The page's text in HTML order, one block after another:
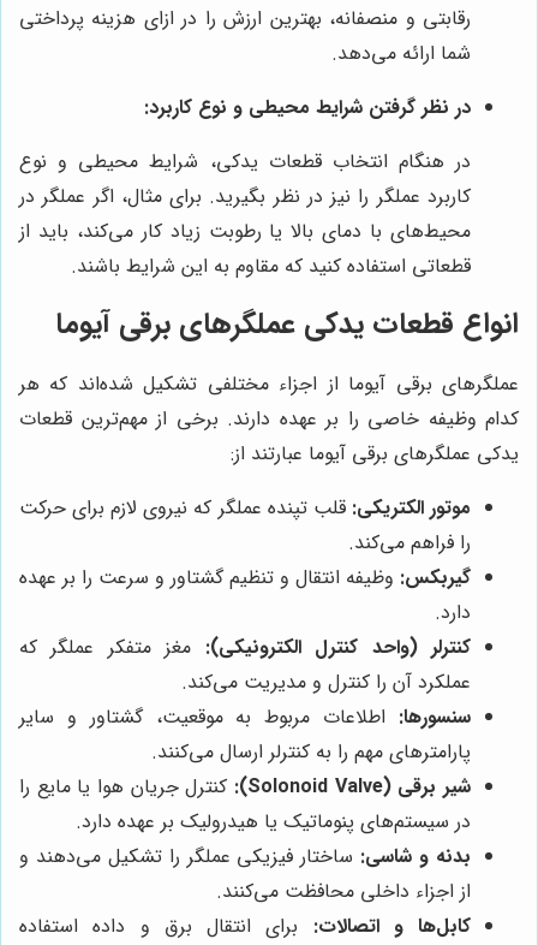
رقابتی و منصفانه، بهترین ارزش را در ازای هزینه پرداختی
شما ارائه می‌دهد.
در نظر گرفتن شرایط محیطی و نوع کاربرد:
در هنگام انتخاب قطعات یدکی، شرایط محیطی و نوع
کاربرد عملگر را نیز در نظر بگیرید. برای مثال، اگر عملگر در
محیط‌های با دمای بالا یا رطوبت زیاد کار می‌کند، باید از
قطعاتی استفاده کنید که مقاوم به این شرایط باشند.
انواع قطعات یدکی عملگرهای برقی آیوما
عملگرهای برقی آیوما از اجزاء مختلفی تشکیل شده‌اند که هر
کدام وظیفه خاصی را بر عهده دارند. برخی از مهم‌ترین قطعات
یدکی عملگرهای برقی آیوما عبارتند از:
موتور الکتریکی: قلب تپنده عملگر که نیروی لازم برای حرکت
را فراهم می‌کند.
گیربکس: وظیفه انتقال و تنظیم گشتاور و سرعت را بر عهده
دارد.
کنترلر (واحد کنترل الکترونیکی): مغز متفکر عملگر که
عملکرد آن را کنترل و مدیریت می‌کند.
سنسورها: اطلاعات مربوط به موقعیت، گشتاور و سایر
پارامترهای مهم را به کنترلر ارسال می‌کنند.
شیر برقی (Solonoid Valve):
کنترل جریان هوا یا مایع را
در سیستم‌های پنوماتیک یا هیدرولیک بر عهده دارد.
بدنه و شاسی: ساختار فیزیکی عملگر را تشکیل می‌دهند و
از اجزاء داخلی محافظت می‌کنند.
کابل‌ها و اتصالات: برای انتقال برق و داده استفاده